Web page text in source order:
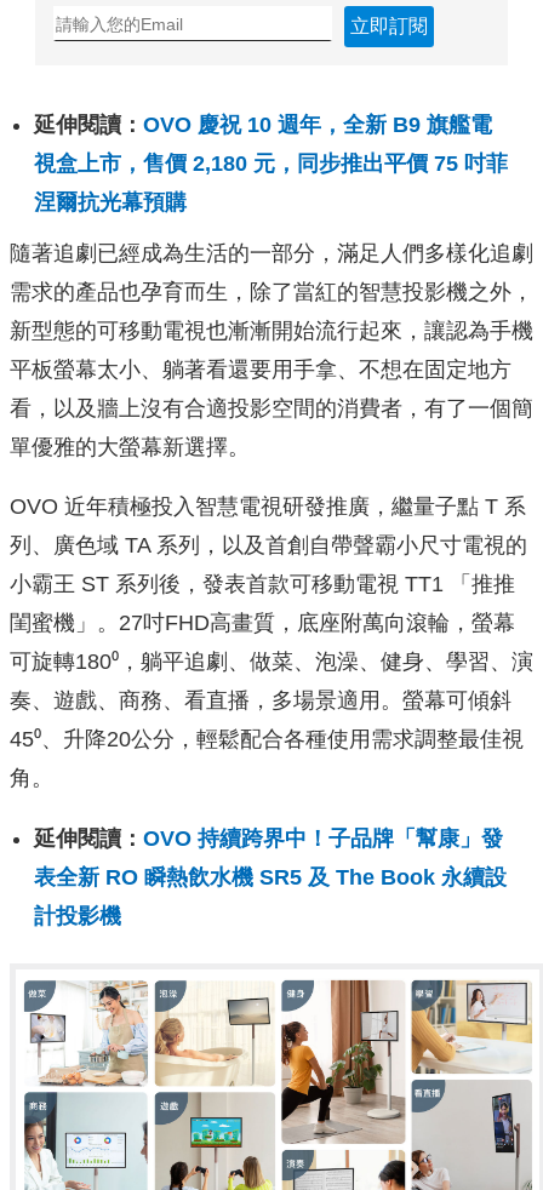
立即訂閱
延伸閱讀： OVO 慶祝 10 週年，全新 B9 旗艦電
視盒上市，售價 2,180 元，同步推出平價 75 吋菲
涅爾抗光幕預購
隨著追劇已經成為生活的一部分，滿足人們多樣化追劇
需求的產品也孕育而生，除了當紅的智慧投影機之外，
新型態的可移動電視也漸漸開始流行起來，讓認為手機
平板螢幕太小、躺著看還要用手拿、不想在固定地方
看，以及牆上沒有合適投影空間的消費者，有了一個簡
單優雅的大螢幕新選擇。
OVO 近年積極投入智慧電視研發推廣，繼量子點 T 系
列、廣色域 TA 系列，以及首創自帶聲霸小尺寸電視的
小霸王 ST 系列後，發表首款可移動電視 TT1 「推推
閨蜜機」。27吋FHD高畫質，底座附萬向滾輪，螢幕
可旋轉180⁰，躺平追劇、做菜、泡澡、健身、學習、演
奏、遊戲、商務、看直播，多場景適用。螢幕可傾斜
45⁰、升降20公分，輕鬆配合各種使用需求調整最佳視
角。
延伸閱讀： OVO 持續跨界中！子品牌「幫康」發
表全新 RO 瞬熱飲水機 SR5 及 The Book 永續設
計投影機